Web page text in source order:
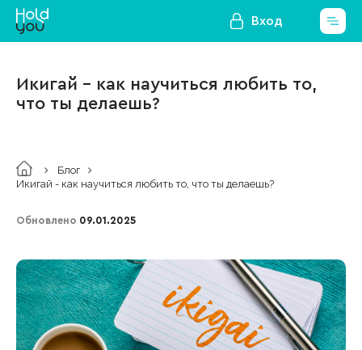
Вход
Икигай - как научиться любить то,
что ты делаешь?
Блог
Икигай - как научиться любить то, что ты делаешь?
Обновлено 09.01.2025